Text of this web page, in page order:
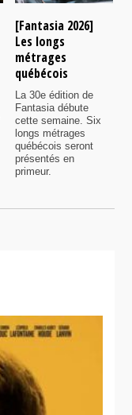
[Fantasia 2026]
Les longs
métrages
québécois
La 30e édition de
Fantasia débute
cette semaine. Six
longs métrages
québécois seront
présentés en
primeur.